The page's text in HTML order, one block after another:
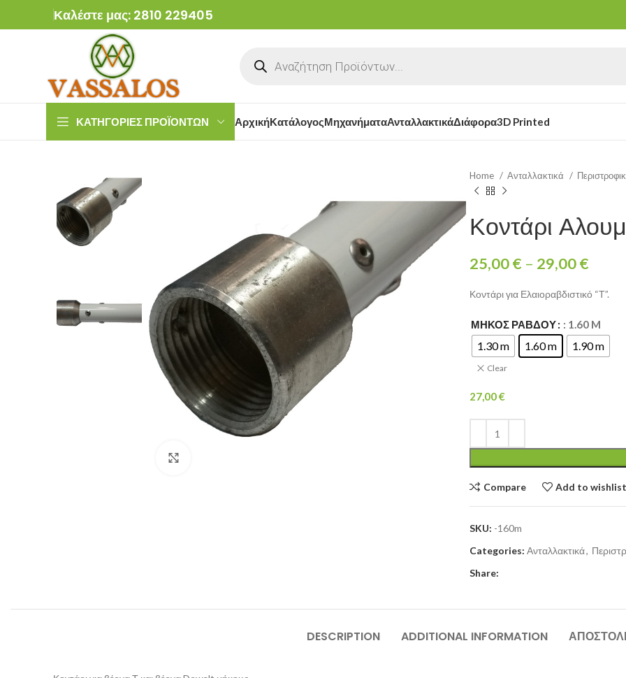
Καλέστε μας: 2810 229405
ΚΑΤΗΓΟΡΙΕΣ ΠΡΟΪΟΝΤΩΝ ΑρχικήΚατάλογοςΜηχανήματαΑνταλλακτικάΔιάφορα3D Printed
Home Ανταλλακτικά
Κοντάρι
25,00€ – 29,00€
Κοντάρι για Ελαιοραβδιστικό “Τ”.
ΜΉΚΟΣ ΡΆΒΔΟΥ : 1.60 M
1.30 m 1.60 m 1.90 m
Clear
27,00€
Compare Add to
SKU: -160m
Categories: Ανταλλακτικά,
Share:
DESCRIPTION ADDITIONAL INFORMATION